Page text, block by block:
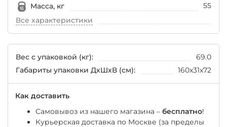
Масса, кг
55
Все характеристики
Вес с упаковкой (кг):
69.0
Габариты упаковки ДхШхВ (см):
160x31x72
Как доставить
Самовывоз из нашего магазина – бесплатно!
Курьерская доставка по Москве (за пределы